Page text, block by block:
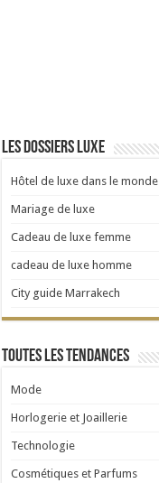
Les dossiers luxe
Hôtel de luxe dans le monde
Mariage de luxe
Cadeau de luxe femme
cadeau de luxe homme
City guide Marrakech
Toutes les tendances
Mode
Horlogerie et Joaillerie
Technologie
Cosmétiques et Parfums